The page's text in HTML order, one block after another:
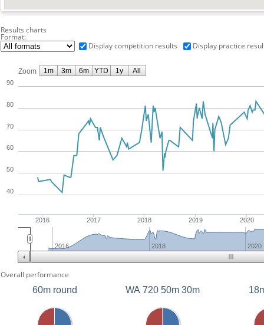
Results charts
Format:
Display competition results
Display practice
Zoom
2016 2017 2018 2019 2020
40
50
60
70
80
90
2016 2018 2020
1m 3m 6m YTD 1y All
Overall performance
60m round
WA 720 50m 30m